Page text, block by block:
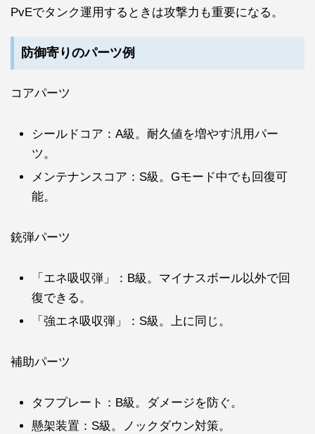
PvEでタンク運用するときは攻撃力も重要になる。
防御寄りのパーツ例
コアパーツ
シールドコア：A級。耐久値を増やす汎用パー
ツ。
メンテナンスコア：S級。Gモード中でも回復可
能。
銃弾パーツ
「エネ吸収弾」：B級。マイナスボール以外で回
復できる。
「強エネ吸収弾」：S級。上に同じ。
補助パーツ
タフプレート：B級。ダメージを防ぐ。
懸架装置：S級。ノックダウン対策。